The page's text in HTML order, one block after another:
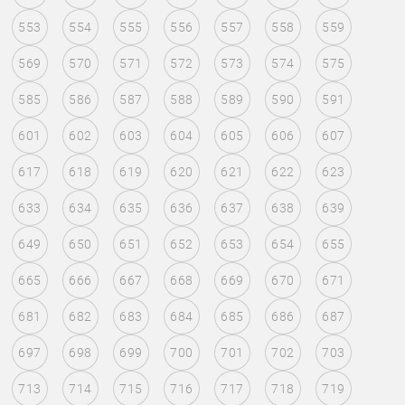
553 554 555 556 557 558 559
569 570 571 572 573 574 575
585 586 587 588 589 590 591
601 602 603 604 605 606 607
617 618 619 620 621 622 623
633 634 635 636 637 638 639
649 650 651 652 653 654 655
665 666 667 668 669 670 671
681 682 683 684 685 686 687
697 698 699 700 701 702 703
713 714 715 716 717 718 719